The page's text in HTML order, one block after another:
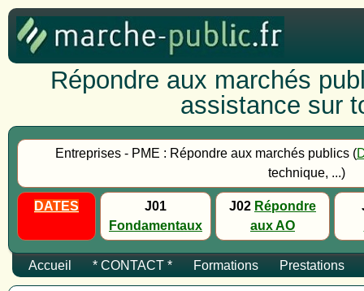
Répondre aux marchés
assistance sur
Entreprises - PME : Répondre aux marchés publics (
technique, ...)
DATES
J01
Fondamentaux
J02 Répondre
aux AO
Accueil * CONTACT * Formations Prestations